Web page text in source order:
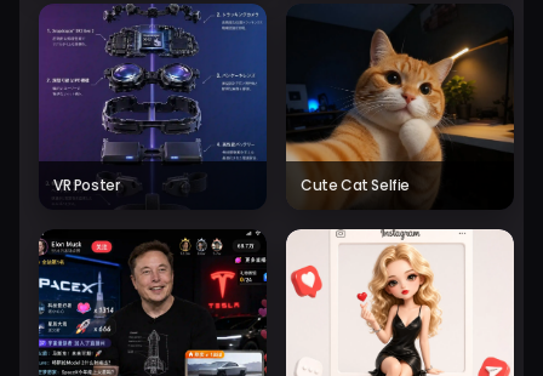
VR Poster Cute Cat Selfie